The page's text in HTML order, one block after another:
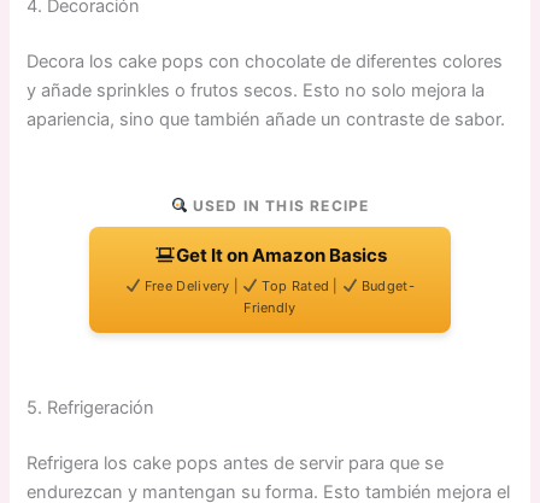
4. Decoración
Decora los cake pops con chocolate de diferentes colores
y añade sprinkles o frutos secos. Esto no solo mejora la
apariencia, sino que también añade un contraste de sabor.
USED IN THIS RECIPE
Get It on Amazon Basics
Free Delivery | Top Rated |
Budget-
Friendly
5. Refrigeración
Refrigera los cake pops antes de servir para que se
endurezcan y mantengan su forma. Esto también mejora el